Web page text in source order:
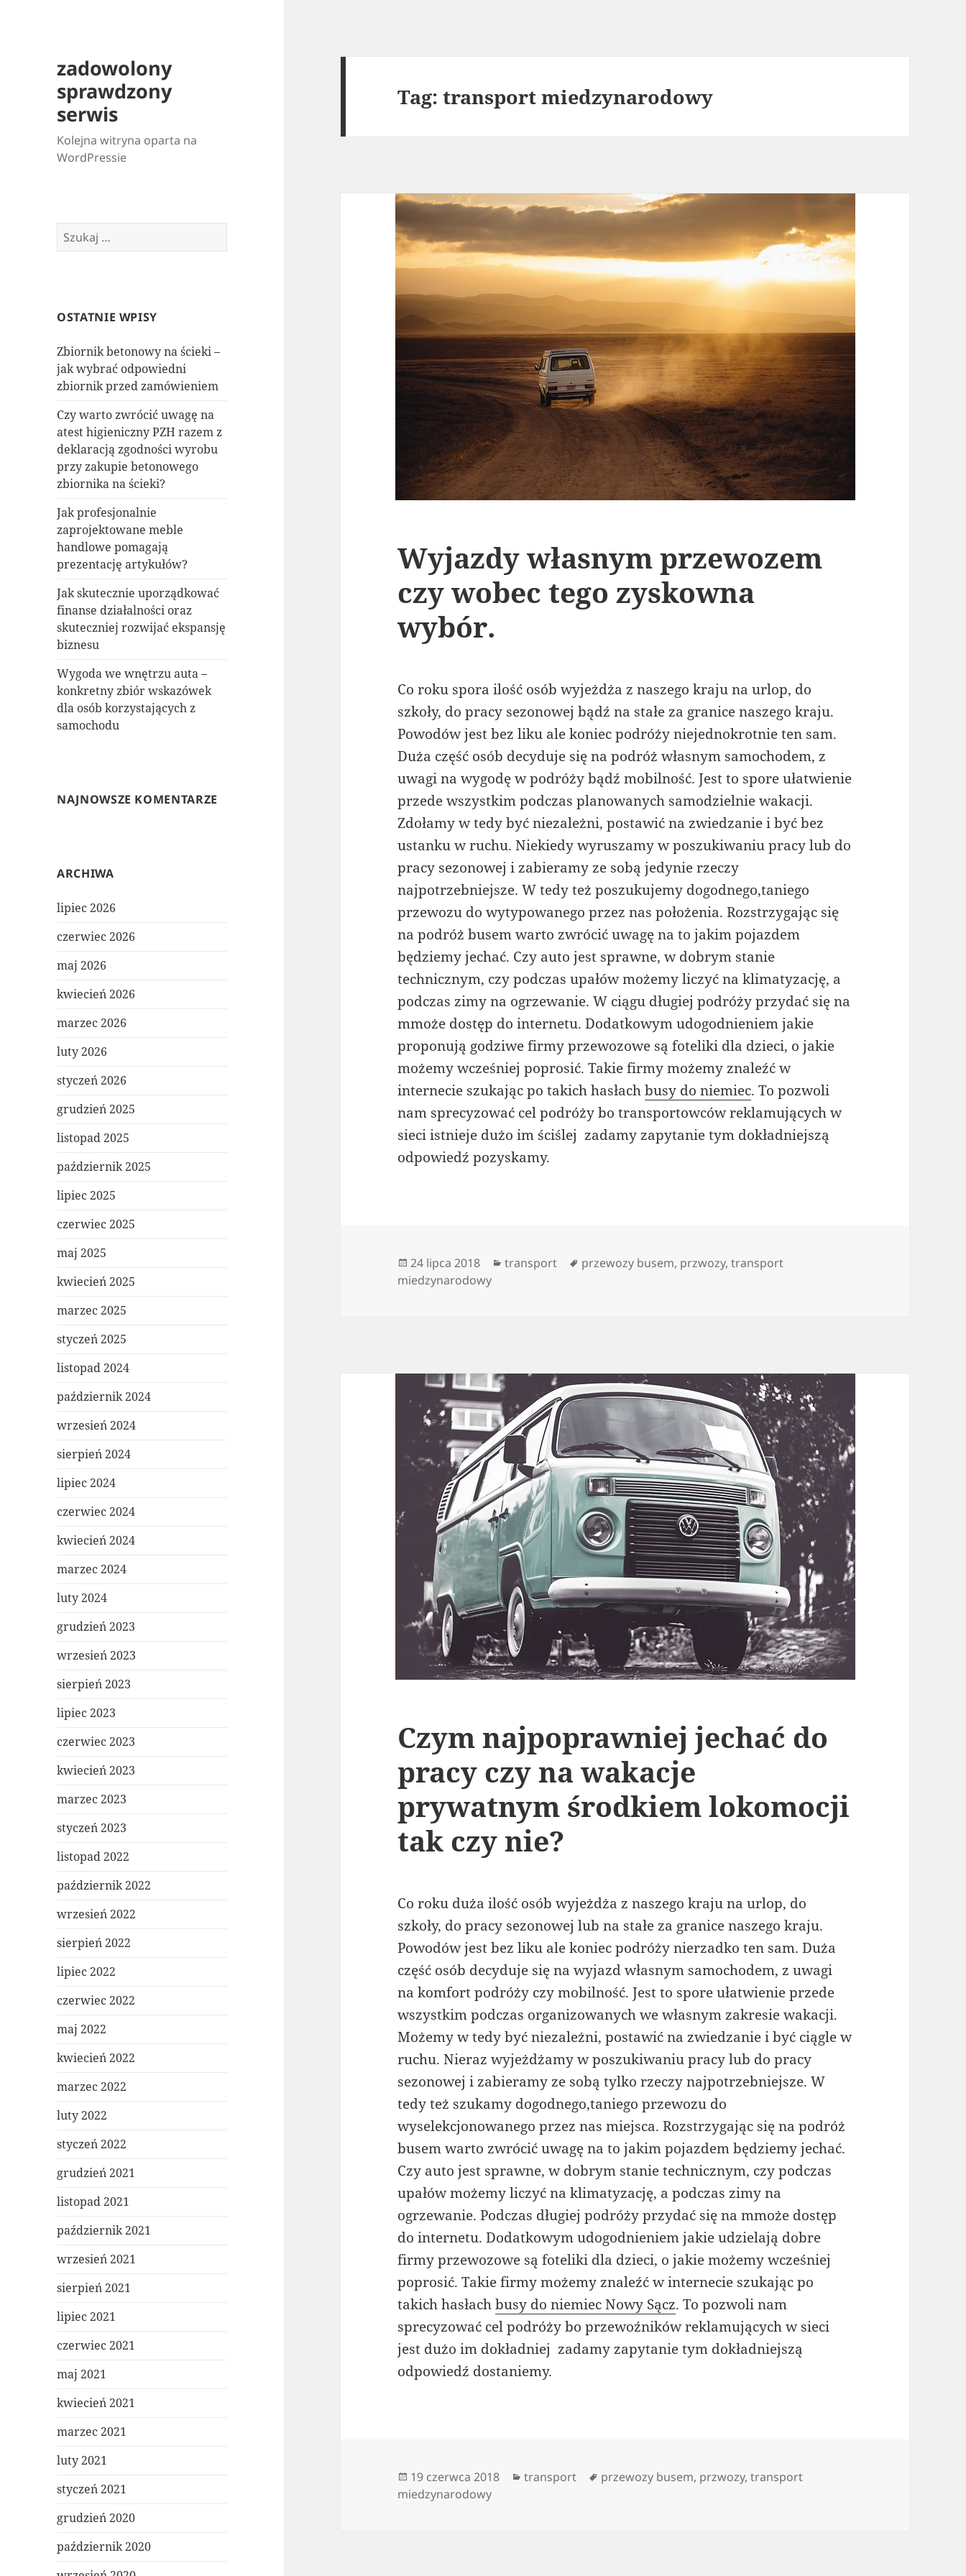
zadowolony
sprawdzony
serwis
Kolejna witryna oparta na
WordPressie
Szukaj:
OSTATNIE WPISY
Zbiornik betonowy na ścieki –
jak wybrać odpowiedni
zbiornik przed zamówieniem
Czy warto zwrócić uwagę na
atest higieniczny PZH razem z
deklaracją zgodności wyrobu
przy zakupie betonowego
zbiornika na ścieki?
Jak profesjonalnie
zaprojektowane meble
handlowe pomagają
prezentację artykułów?
Jak skutecznie uporządkować
finanse działalności oraz
skuteczniej rozwijać ekspansję
biznesu
Wygoda we wnętrzu auta –
konkretny zbiór wskazówek
dla osób korzystających z
samochodu
NAJNOWSZE KOMENTARZE
ARCHIWA
lipiec 2026
czerwiec 2026
maj 2026
kwiecień 2026
marzec 2026
luty 2026
styczeń 2026
grudzień 2025
listopad 2025
październik 2025
lipiec 2025
czerwiec 2025
maj 2025
kwiecień 2025
marzec 2025
styczeń 2025
listopad 2024
październik 2024
wrzesień 2024
sierpień 2024
lipiec 2024
czerwiec 2024
kwiecień 2024
marzec 2024
luty 2024
grudzień 2023
wrzesień 2023
sierpień 2023
lipiec 2023
czerwiec 2023
kwiecień 2023
marzec 2023
styczeń 2023
listopad 2022
październik 2022
wrzesień 2022
sierpień 2022
lipiec 2022
czerwiec 2022
maj 2022
kwiecień 2022
marzec 2022
luty 2022
styczeń 2022
grudzień 2021
listopad 2021
październik 2021
wrzesień 2021
sierpień 2021
lipiec 2021
czerwiec 2021
maj 2021
kwiecień 2021
marzec 2021
luty 2021
styczeń 2021
grudzień 2020
październik 2020
Tag:transport miedzynarodowy
Wyjazdy własnym przewozem
czy wobec tego zyskowna
wybór.
Co roku spora ilość osób wyjeżdża z naszego kraju na urlop, do
szkoły, do pracy sezonowej bądź na stałe za granice naszego kraju.
Powodów jest bez liku ale koniec podróży niejednokrotnie ten sam.
Duża część osób decyduje się na podróż własnym samochodem, z
uwagi na wygodę w podróży bądź mobilność. Jest to spore ułatwienie
przede wszystkim podczas planowanych samodzielnie wakacji.
Zdołamy w tedy być niezależni, postawić na zwiedzanie i być bez
ustanku w ruchu. Niekiedy wyruszamy w poszukiwaniu pracy lub do
pracy sezonowej i zabieramy ze sobą jedynie rzeczy
najpotrzebniejsze. W tedy też poszukujemy dogodnego,taniego
przewozu do wytypowanego przez nas położenia. Rozstrzygając się
na podróż busem warto zwrócić uwagę na to jakim pojazdem
będziemy jechać. Czy auto jest sprawne, w dobrym stanie
technicznym, czy podczas upałów możemy liczyć na klimatyzację, a
podczas zimy na ogrzewanie. W ciągu długiej podróży przydać się na
mmoże dostęp do internetu. Dodatkowym udogodnieniem jakie
proponują godziwe firmy przewozowe są foteliki dla dzieci, o jakie
możemy wcześniej poprosić. Takie firmy możemy znaleźć w
internecie szukając po takich hasłachbusy do niemiec. To pozwoli
nam sprecyzować cel podróży bo transportowców reklamujących w
sieci istnieje dużo im ściślej zadamy zapytanie tym dokładniejszą
odpowiedź pozyskamy.
Data
publikacji
24 lipca 2018 Kategorie
transport Tagi
przewozy busem, przwozy,transport
miedzynarodowy
Czym najpoprawniej jechać do
pracy czy na wakacje
prywatnym środkiem lokomocji
tak czy nie?
Co roku duża ilość osób wyjeżdża z naszego kraju na urlop, do
szkoły, do pracy sezonowej lub na stałe za granice naszego kraju.
Powodów jest bez liku ale koniec podróży nierzadko ten sam. Duża
część osób decyduje się na wyjazd własnym samochodem, z uwagi
na komfort podróży czy mobilność. Jest to spore ułatwienie przede
wszystkim podczas organizowanych we własnym zakresie wakacji.
Możemy w tedy być niezależni, postawić na zwiedzanie i być ciągle w
ruchu. Nieraz wyjeżdżamy w poszukiwaniu pracy lub do pracy
sezonowej i zabieramy ze sobą tylko rzeczy najpotrzebniejsze. W
tedy też szukamy dogodnego,taniego przewozu do
wyselekcjonowanego przez nas miejsca. Rozstrzygając się na podróż
busem warto zwrócić uwagę na to jakim pojazdem będziemy jechać.
Czy auto jest sprawne, w dobrym stanie technicznym, czy podczas
upałów możemy liczyć na klimatyzację, a podczas zimy na
ogrzewanie. Podczas długiej podróży przydać się na mmoże dostęp
do internetu. Dodatkowym udogodnieniem jakie udzielają dobre
firmy przewozowe są foteliki dla dzieci, o jakie możemy wcześniej
poprosić. Takie firmy możemy znaleźć w internecie szukając po
takich hasłachbusy do niemiec Nowy Sącz. To pozwoli nam
sprecyzować cel podróży bo przewoźników reklamujących w sieci
jest dużo im dokładniej zadamy zapytanie tym dokładniejszą
odpowiedź dostaniemy.
Data
publikacji
19 czerwca 2018 Kategorie
transport Tagi
przewozy busem, przwozy,transport
miedzynarodowy